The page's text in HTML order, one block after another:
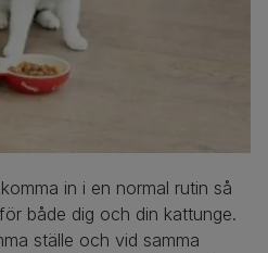
in i en normal rutin så
både dig och din kattunge.
ställe och vid samma